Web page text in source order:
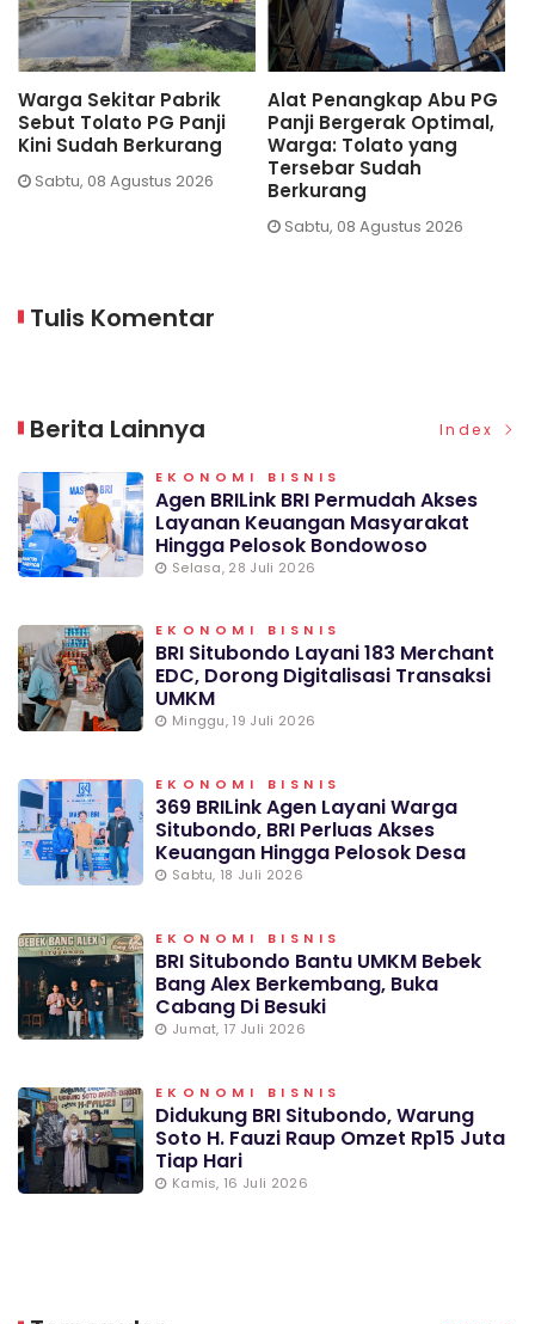
Sekitar Pabrik
Tolato PG Panji
Berkurang
08 Agustus 2026
Alat Penangkap Abu PG
Panji Bergerak Optimal,
Warga: Tolato yang
Tersebar Sudah
Berkurang
Sabtu, 08 Agustus 2026
Hadirkan
TP PKK
Perkuat
Tulis Komentar
Berita Lainnya Index
EKONOMI BISNIS
Agen BRILink BRI Permudah Akses
Layanan Keuangan Masyarakat
Hingga Pelosok Bondowoso
Selasa, 28 Juli 2026
EKONOMI BISNIS
BRI Situbondo Layani 183 Merchant
EDC, Dorong Digitalisasi Transaksi
UMKM
Minggu, 19 Juli 2026
EKONOMI BISNIS
369 BRILink Agen Layani Warga
Situbondo, BRI Perluas Akses
Keuangan Hingga Pelosok Desa
Sabtu, 18 Juli 2026
EKONOMI BISNIS
BRI Situbondo Bantu UMKM Bebek
Bang Alex Berkembang, Buka
Cabang Di Besuki
Jumat, 17 Juli 2026
EKONOMI BISNIS
Didukung BRI Situbondo, Warung
Soto H. Fauzi Raup Omzet Rp15 Juta
Tiap Hari
Kamis, 16 Juli 2026